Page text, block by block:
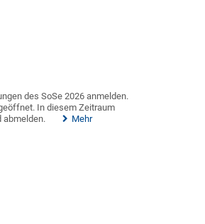
des SoSe 2026 anmelden.
In diesem Zeitraum
abmelden.
Mehr